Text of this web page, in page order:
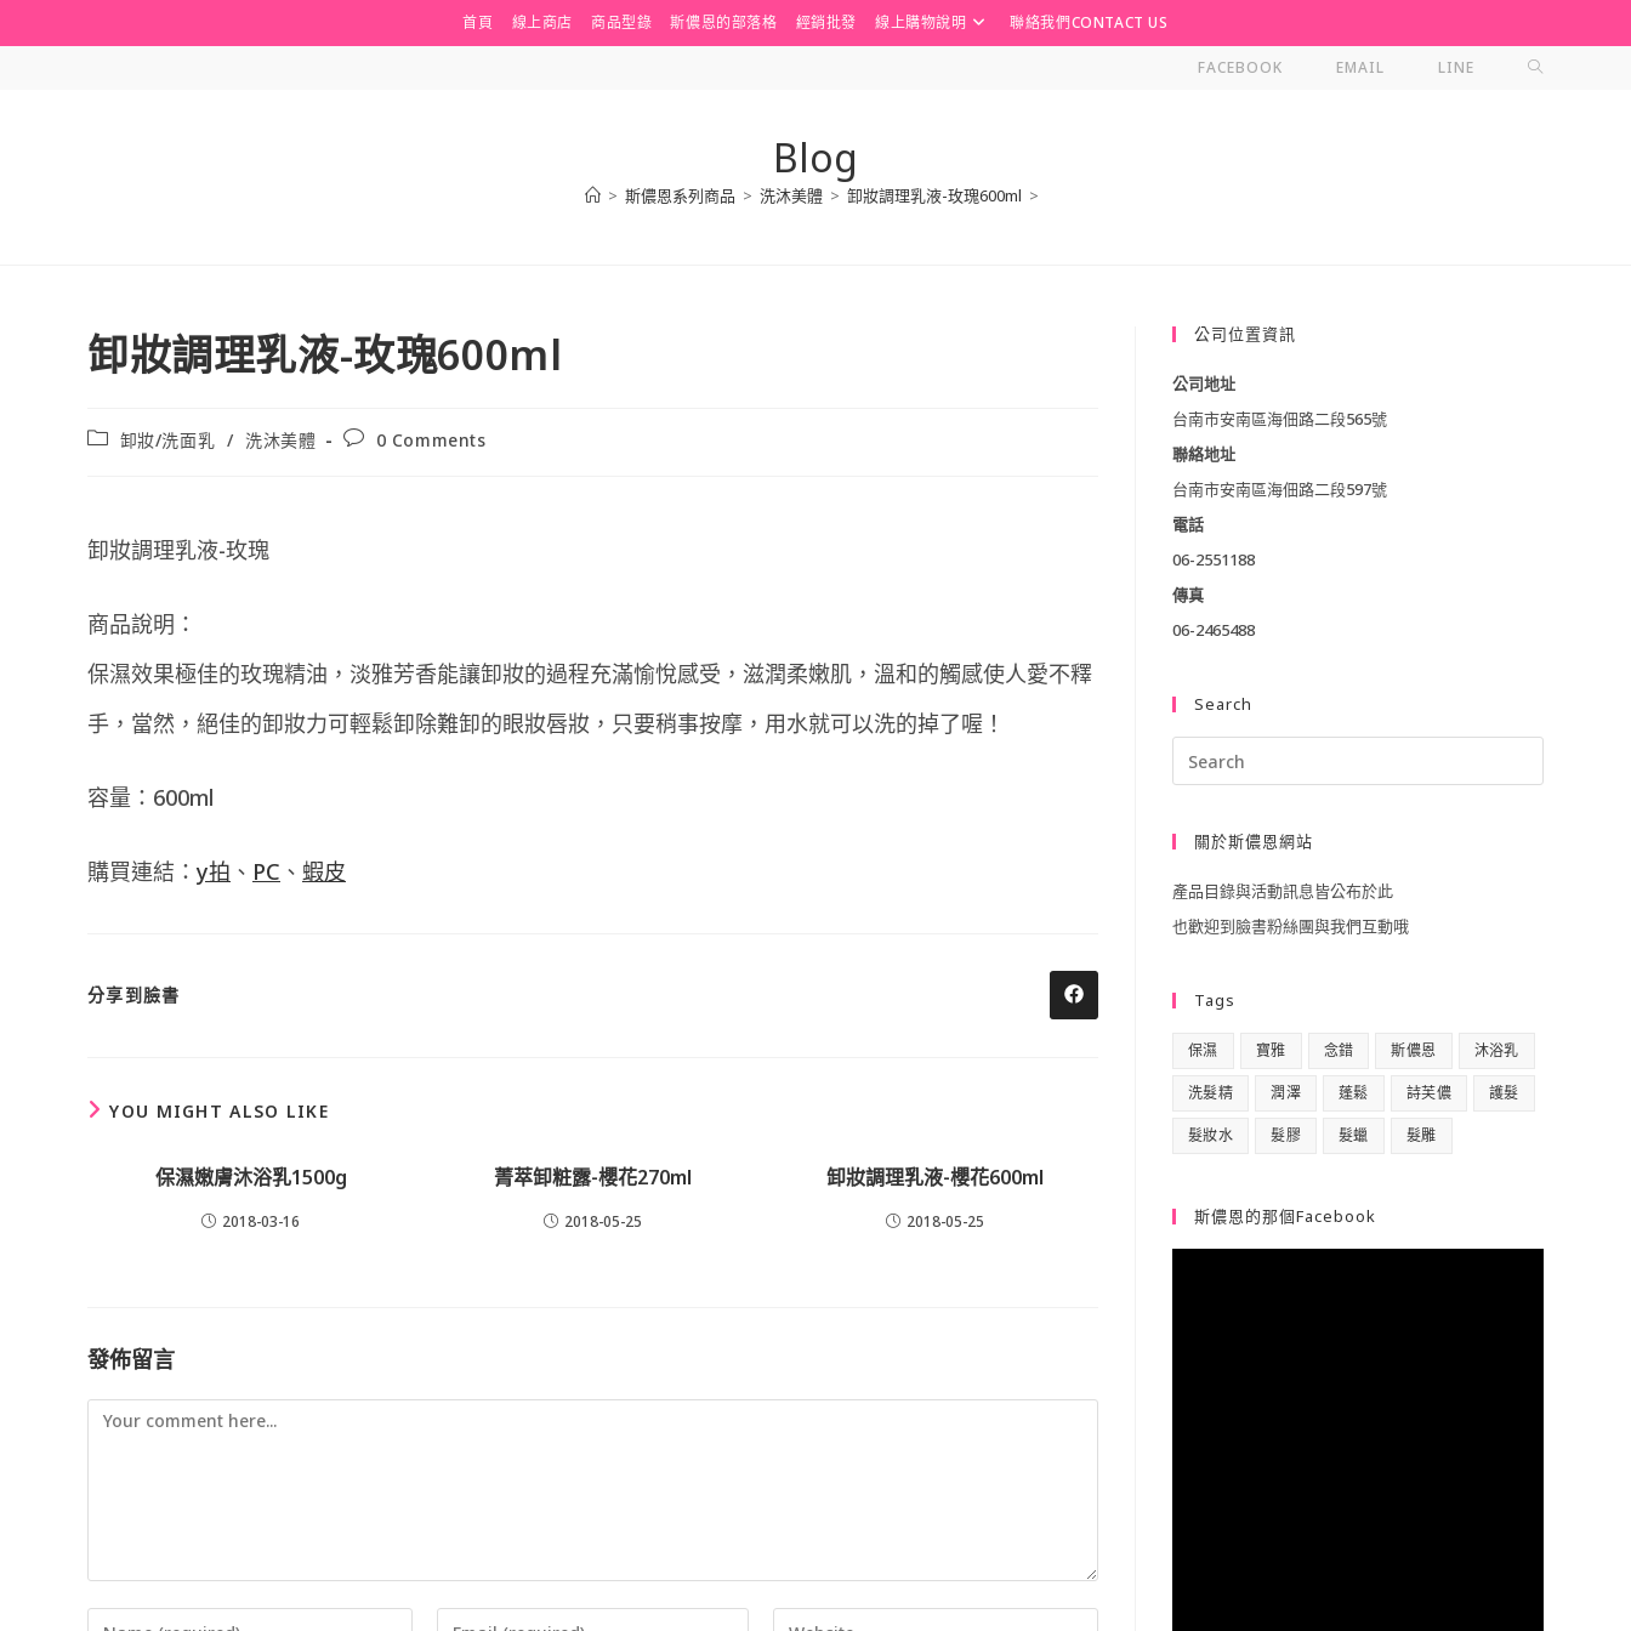
首頁 線上商店 商品型錄 斯儂恩的部落格 經銷批發 線上購物說明 聯絡我們CONTACT US
FACEBOOK EMAIL LINE
TOGGLE
Blog
> 斯儂恩系列商品 > 洗沐美體 > 卸妝調理乳液-玫瑰600ml >
卸妝調理乳液-玫瑰600ml
Post卸妝/洗面乳 / 洗沐美體
Post0 Comments
卸妝調理乳液-玫瑰
商品說明：
保濕效果極佳的玫瑰精油，淡雅芳香能讓卸妝的過程充滿愉悅感受，滋潤柔嫩肌，溫和的觸感使人愛不釋
手，當然，絕佳的卸妝力可輕鬆卸除難卸的眼妝唇妝，只要稍事按摩，用水就可以洗的掉了喔！
容量：600ml
購買連結：y拍 、 PC 、 蝦皮
分享到臉書 Opens
in
YOU MIGHT ALSO LIKE
保濕嫩膚沐浴乳1500g
2018-03-16
菁萃卸粧露-櫻花270ml
2018-05-25
卸妝調理乳液-櫻花600ml
2018-05-25
發佈留言
Comment
Enter Enter Enter
公司位置資訊
公司地址
台南市安南區海佃路二段565號
聯絡地址
台南市安南區海佃路二段597號
電話
06-2551188
傳真
06-2465488
Search
關於斯儂恩網站
產品目錄與活動訊息皆公布於此
也歡迎到臉書粉絲團與我們互動哦
Tags
保濕 寶雅 念錯 斯儂恩 沐浴乳
洗髮精 潤澤 蓬鬆 詩芙儂 護髮
髮妝水 髮膠 髮蠟 髮雕
斯儂恩的那個Facebook